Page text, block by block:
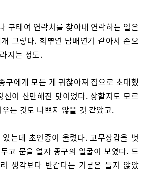
구태여 연락처를 찾아내 연락하는 일은
그렇다. 희뿌연 담배연기 같아서 손으
지는 정도.
구에게 모든 게 귀찮아져 집으로 초대했
신이 산만해진 탓이었다. 상할지도 모르
는 것도 나쁘지 않을 것 같았고.
는데 초인종이 울렸다. 고무장갑을 벗
고 문을 열자 종구의 얼굴이 보였다. 드
생각보다 반갑다는 기분은 들지 않았